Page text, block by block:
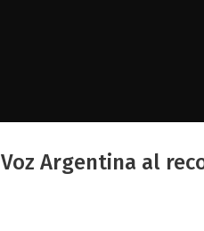
Argentina al